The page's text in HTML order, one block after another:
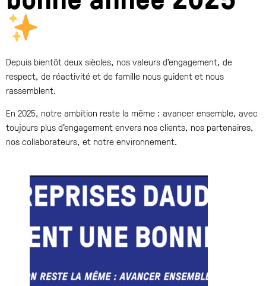
Depuis bientôt deux siècles, nos valeurs d’engagement, de
respect, de réactivité et de famille nous guident et nous
rassemblent.
En 2025, notre ambition reste la même : avancer ensemble, avec
toujours plus d’engagement envers nos clients, nos partenaires,
nos collaborateurs, et notre environnement.